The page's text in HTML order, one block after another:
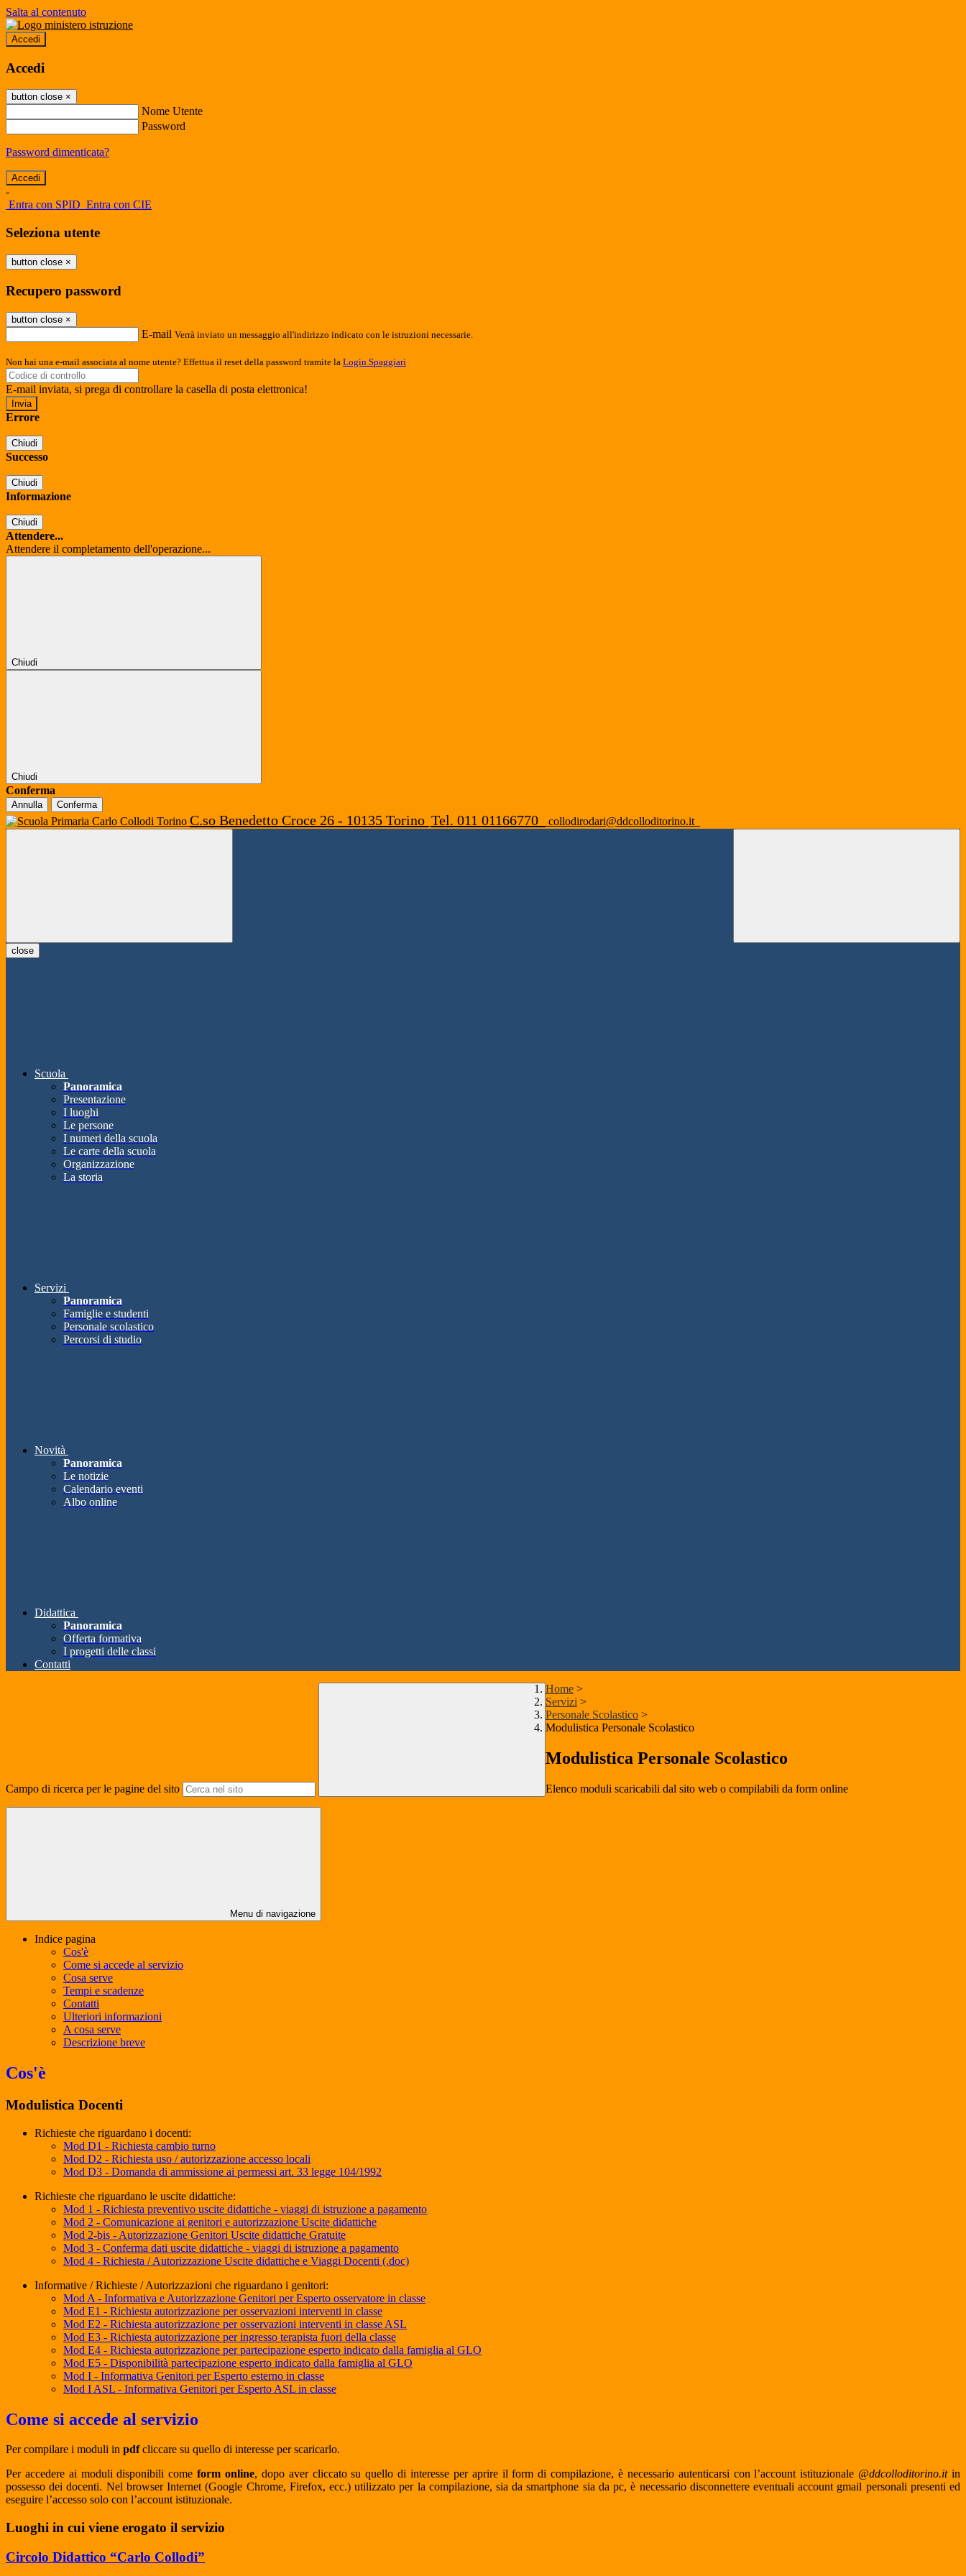
Salta al contenuto
Accedi
Accedi
button close ×
Nome Utente
Password
Password dimenticata?
-
Entra con SPID Entra con CIE
Seleziona utente
button close ×
Recupero password
button close ×
E-mail Verrà inviato un messaggio all'indirizzo indicato con le istruzioni necessarie.
Non hai una e-mail associata al nome utente? Effettua il reset della password tramite la Login Spaggiari
E-mail inviata, si prega di controllare la casella di posta elettronica!
Errore
Chiudi
Successo
Chiudi
Informazione
Chiudi
Attendere...
Attendere il completamento dell'operazione...
Chiudi
Chiudi
Conferma
Annulla Conferma
C.so Benedetto Croce 26 - 10135 Torino Tel. 011 01166770 collodirodari@ddcolloditorino.it
close
Scuola
Panoramica
Presentazione
I luoghi
Le persone
I numeri della scuola
Le carte della scuola
Organizzazione
La storia
Servizi
Panoramica
Famiglie e studenti
Personale scolastico
Percorsi di studio
Novità
Panoramica
Le notizie
Calendario eventi
Albo online
Didattica
Panoramica
Offerta formativa
I progetti delle classi
Contatti
Campo di ricerca per le pagine del sito
Home >
Servizi >
Personale Scolastico >
Modulistica Personale Scolastico
Modulistica Personale Scolastico
Elenco moduli scaricabili dal sito web o compilabili da form online
Menu di navigazione
Indice pagina
Cos'è
Come si accede al servizio
Cosa serve
Tempi e scadenze
Contatti
Ulteriori informazioni
A cosa serve
Descrizione breve
Cos'è
Modulistica Docenti
Richieste che riguardano i docenti:
Mod D1 - Richiesta cambio turno
Mod D2 - Richiesta uso / autorizzazione accesso locali
Mod D3 - Domanda di ammissione ai permessi art. 33 legge 104/1992
Richieste che riguardano le uscite didattiche:
Mod 1 - Richiesta preventivo uscite didattiche - viaggi di istruzione a pagamento
Mod 2 - Comunicazione ai genitori e autorizzazione Uscite didattiche
Mod 2-bis - Autorizzazione Genitori Uscite didattiche Gratuite
Mod 3 - Conferma dati uscite didattiche - viaggi di istruzione a pagamento
Mod 4 - Richiesta / Autorizzazione Uscite didattiche e Viaggi Docenti (.doc)
Informative / Richieste / Autorizzazioni che riguardano i genitori:
Mod A - Informativa e Autorizzazione Genitori per Esperto osservatore in classe
Mod E1 - Richiesta autorizzazione per osservazioni interventi in classe
Mod E2 - Richiesta autorizzazione per osservazioni interventi in classe ASL
Mod E3 - Richiesta autorizzazione per ingresso terapista fuori della classe
Mod E4 - Richiesta autorizzazione per partecipazione esperto indicato dalla famiglia al GLO
Mod E5 - Disponibilità partecipazione esperto indicato dalla famiglia al GLO
Mod I - Informativa Genitori per Esperto esterno in classe
Mod I ASL - Informativa Genitori per Esperto ASL in classe
Come si accede al servizio
Per compilare i moduli in pdfcliccare su quello di interesse per scaricarlo.
Per accedere ai moduli disponibili comeform online, dopo aver cliccato su quello di interesse per aprire il form di compilazione, è necessario autenticarsi con l’account istituzionale @ddcolloditorino.itin
possesso dei docenti. Nel browser Internet (Google Chrome, Firefox, ecc.) utilizzato per la compilazione, sia da smartphone sia da pc, è necessario disconnettere eventuali account gmail personali presenti ed
eseguire l’accesso solo con l’account istituzionale.
Luoghi in cui viene erogato il servizio
Circolo Didattico “Carlo Collodi”